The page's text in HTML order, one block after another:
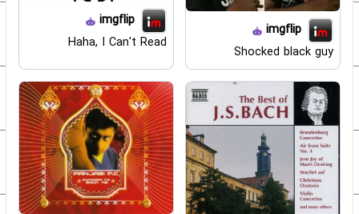
imgflip
Shocked black guy
imgflip
Haha, I Can't Read